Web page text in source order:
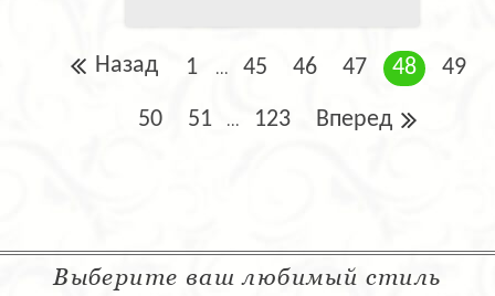
Назад 1 ... 45 46 47 48 49
50 51 ... 123 Вперед
Выберите ваш любимый стиль